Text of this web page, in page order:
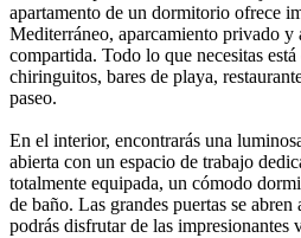
apartamento de un dormitorio ofrece
Mediterráneo, aparcamiento privado y
compartida. Todo lo que necesitas
chiringuitos, bares de playa,
paseo.
En el interior, encontrarás una
abierta con un espacio de trabajo
totalmente equipada, un cómodo
de baño. Las grandes puertas se
podrás disfrutar de las impresionantes